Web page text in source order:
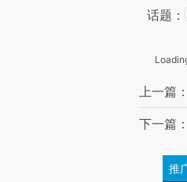
话题：
上一篇
下一篇
推